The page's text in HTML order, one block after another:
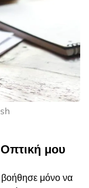
μου
μόνο να